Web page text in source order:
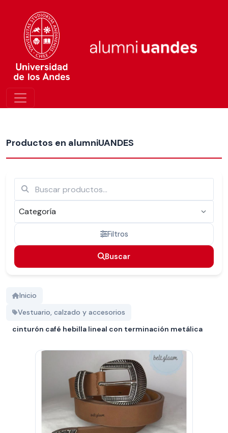
Productos en alumniUANDES
Filtros
Buscar
Inicio
Vestuario, calzado y accesorios
cinturón café hebilla lineal con terminación metálica